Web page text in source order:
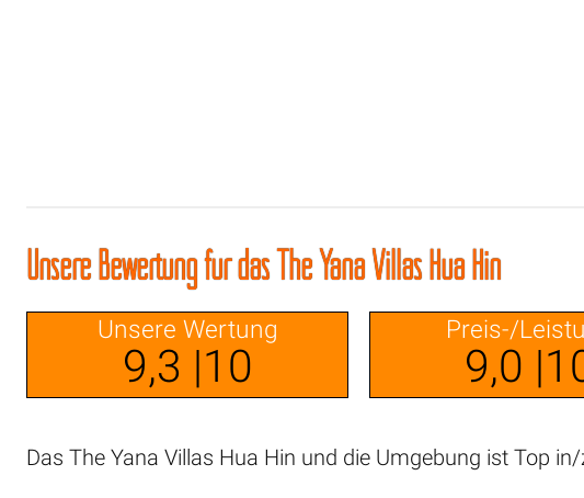
Unsere Bewertung für das The Yana Villas Hua Hin
Unsere Wertung
9,3 |10
Preis-/
9,0
Das The Yana Villas Hua Hin und die Umgebung ist Top